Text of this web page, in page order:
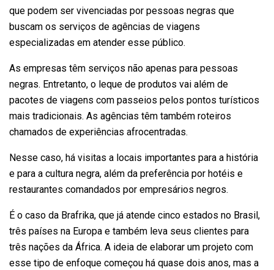
que podem ser vivenciadas por pessoas negras que
buscam os serviços de agências de viagens
especializadas em atender esse público.
As empresas têm serviços não apenas para pessoas
negras. Entretanto, o leque de produtos vai além de
pacotes de viagens com passeios pelos pontos turísticos
mais tradicionais. As agências têm também roteiros
chamados de experiências afrocentradas.
Nesse caso, há visitas a locais importantes para a história
e para a cultura negra, além da preferência por hotéis e
restaurantes comandados por empresários negros.
É o caso da Brafrika, que já atende cinco estados no Brasil,
três países na Europa e também leva seus clientes para
três nações da África. A ideia de elaborar um projeto com
esse tipo de enfoque começou há quase dois anos, mas a